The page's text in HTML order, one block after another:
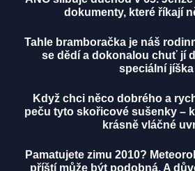
dokumenty, které říkají
Tahle bramboračka je náš
se dědí a dokonalou chuť jí
speciální jíška
Když chci něco dobrého a
peču tyto skořicové sušenky –
krásně vláčné
Pamatujete zimu 2010?
příští může být podobná. A